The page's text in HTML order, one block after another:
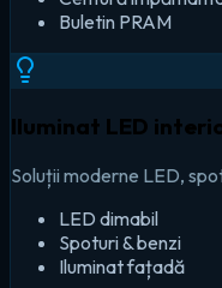
Buletin PRAM
Iluminat LED
Soluții moderne LED,
LED dimabil
Spoturi & benzi
Iluminat fațadă